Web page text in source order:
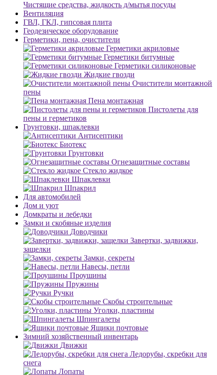
Чистящие средства, жидкость д/мытья посуды
Вентиляция
ГВЛ, ГКЛ, гипсовая плита
Геодезическое оборудование
Герметики, пена, очистители
Герметики акриловые
Герметики битумные
Герметики силиконовые
Жидкие гвозди
Очистители монтажной
пены
Пена монтажная
Пистолеты для
пены и герметиков
Грунтовки, шпаклевки
Антисептики
Биотекс
Грунтовки
Огнезащитные составы
Стекло жидкое
Шпаклевки
Шпакрил
Для автомобилей
Дом и уют
Домкраты и лебедки
Замки и скобяные изделия
Доводчики
Завертки, задвижки,
защелки
Замки, секреты
Навесы, петли
Проушины
Пружины
Ручки
Скобы строительные
Уголки, пластины
Шпингалеты
Ящики почтовые
Зимний хозяйственный инвентарь
Движки
Ледорубы, скребки для
снега
Лопаты